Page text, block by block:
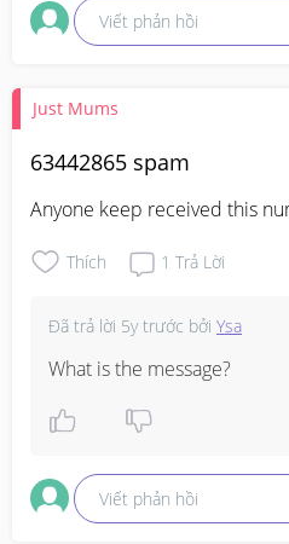
Viết phản hồi
Just Mums
63442865 spam
Anyone keep received this
Thích 1 Trả Lời
Đã trả lời 5y trước bởi Ysa
What is the message?
Viết phản hồi